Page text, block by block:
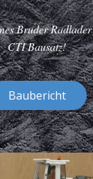
Bruder
CTI Bausatz!
Baubericht